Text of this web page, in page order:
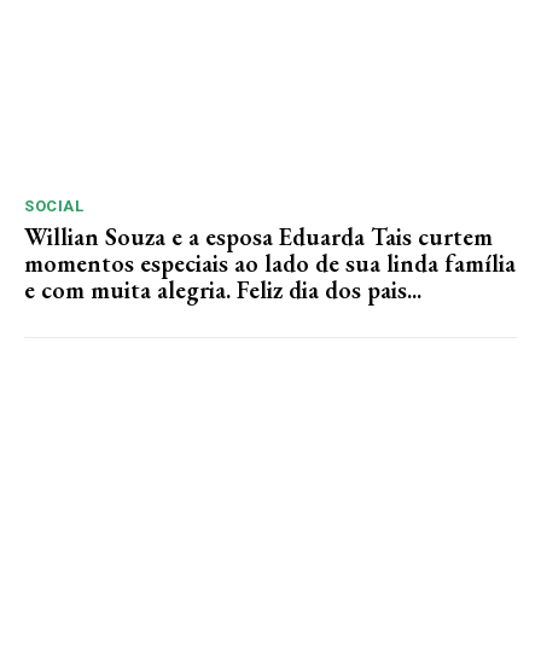
SOCIAL
Willian Souza e a esposa Eduarda Tais curtem
momentos especiais ao lado de sua linda família
e com muita alegria. Feliz dia dos pais...